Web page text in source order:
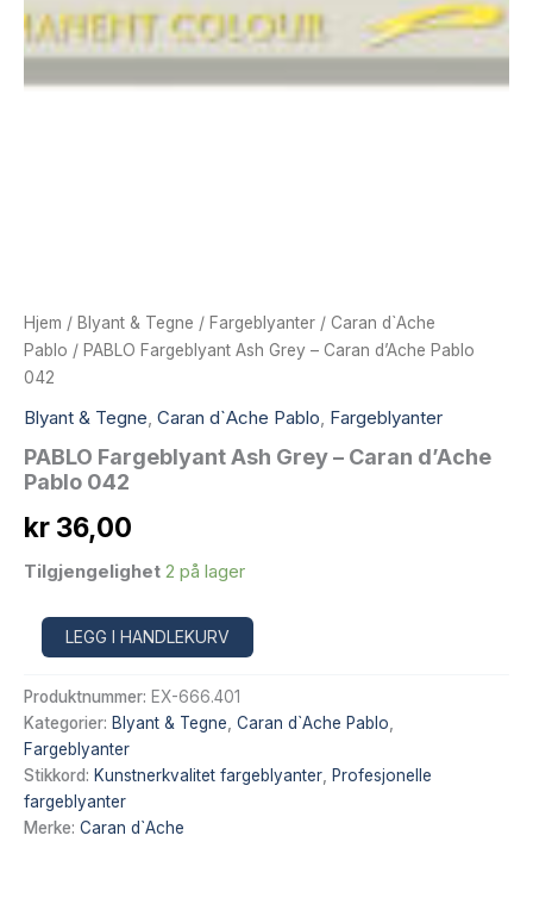
Hjem / Blyant & Tegne / Fargeblyanter / Caran d`Ache
Pablo / PABLO Fargeblyant Ash Grey – Caran d’Ache Pablo
042
Blyant & Tegne, Caran d`Ache Pablo, Fargeblyanter
PABLO Fargeblyant Ash Grey – Caran d’Ache
Pablo 042
kr 36,00
Tilgjengelighet 2 på lager
PABLO
Fargeblyant
Grey
–
Caran
d’Ache
Pablo
042
LEGG I HANDLEKURV
Produktnummer: EX-666.401
Kategorier: Blyant & Tegne Caran d`Ache Pablo
Fargeblyanter
Stikkord: Kunstnerkvalitet fargeblyanter Profesjonelle
fargeblyanter
Merke: Caran d`Ache